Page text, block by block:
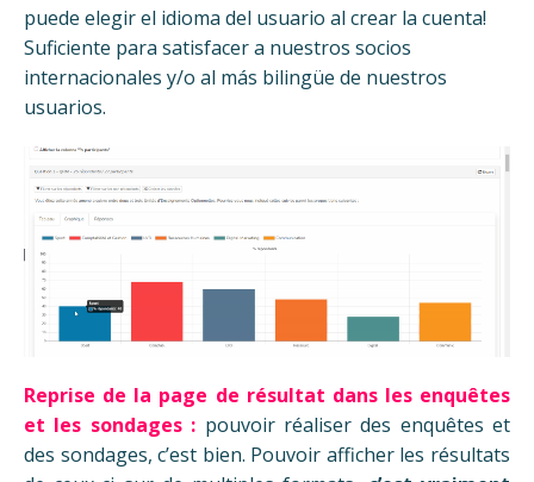
puede elegir el idioma del usuario al crear la cuenta!
Suficiente para satisfacer a nuestros socios
internacionales y/o al más bilingüe de nuestros
usuarios.
Reprise de la page de résultat dans les enquêtes
et les sondages : pouvoir réaliser des enquêtes et
des sondages, c’est bien. Pouvoir afficher les résultats